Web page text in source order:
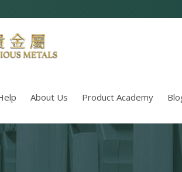
About Us Product Academy